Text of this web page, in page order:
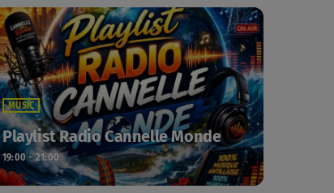
MUSIC
Playlist Radio Cannelle Monde
19:00 - 21:00